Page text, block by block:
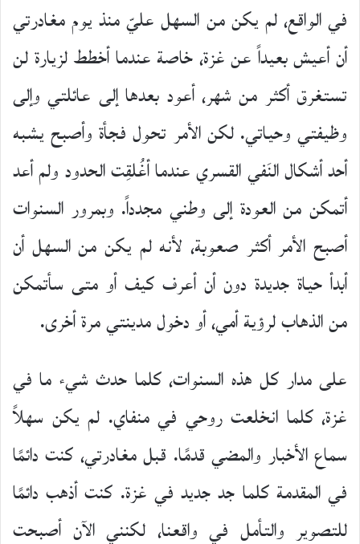
في الواقع، لم يكن من السهل عليّ منذ يوم مغادرتي
أن أعيش بعيداً عن غزة، خاصة عندما أخطط لزيارة لن
تستغرق أكثر من شهر، أعود بعدها إلى عائلتي وإلى
وظيفتي وحياتي. لكن الأمر تحول فجأة وأصبح يشبه
أحد أشكال النَفي القسري عندما أغُلقِت الحدود ولم أعد
أتمكن من العودة إلى وطني مجدداً. وبمرور السنوات
أصبح الأمر أكثر صعوبة، لأنه لم يكن من السهل أن
أبدأ حياة جديدة دون أن أعرف كيف أو متى سأتمكن
من الذهاب لرؤية أمي، أو دخول مدينتي مرة أخرى.
على مدار كل هذه السنوات، كلما حدث شيء ما في
غزة، كلما انخلعت روحي في منفاي. لم يكن سهلاً
سماع الأخبار والمضي قدمًا. قبل مغادرتي، كنت دائمًا
في المقدمة كلما جد جديد في غزة. كنت أذهب دائمًا
للتصوير والتأمل في واقعنا، لكنني الآن أصبحت